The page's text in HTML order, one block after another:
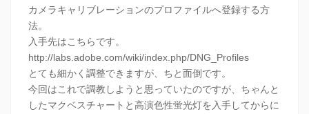
カメラキャリブレーションのプロファイルへ登録する方
法。
入手先はこちらです。
http://labs.adobe.com/wiki/index.php/DNG_Profiles
とても細かく調整できますが、ちと面倒です。
今回はこれで調教しようと思っていたのですが、ちゃんと
したマクベスチャートと高演色性蛍光灯を入手してからに